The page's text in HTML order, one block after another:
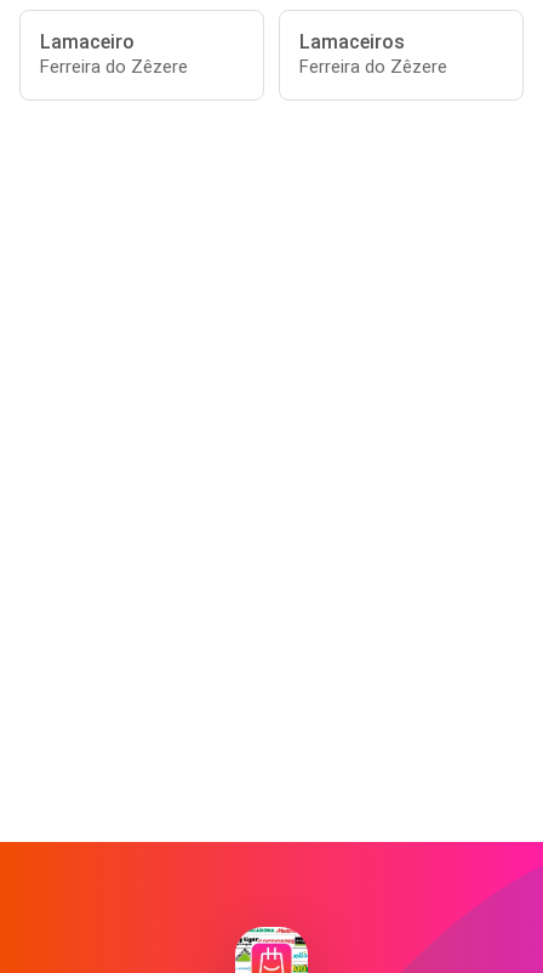
Lamaceiro
Ferreira do Zêzere
Lamaceiros
Ferreira do Zêzere